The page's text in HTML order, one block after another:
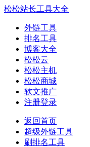
松松站长工具大全
外链工具
排名工具
博客大全
松松云
松松主机
松松商城
软文推广
注册登录
返回首页
超级外链工具
刷排名工具